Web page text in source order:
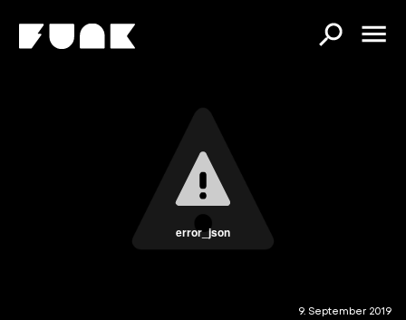
error_json
9. September 2019